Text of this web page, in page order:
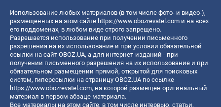
Использование любых материалов (в том числе фото- и видео-),
размещенных на этом сайте https://www.obozrevatel.com и на всех
его поддоменах, в любом виде строго запрещено.
Разрешается использование при получении письменного
разрешения на их использование и при условии обязательной
ссылки на сайт OBOZ.UA, а для интернет-изданий - при
получении письменного разрешения на их использование и при
обязательном размещении прямой, открытой для поисковых
систем, гиперссылки на страницу OBOZ.UA по ссылке
https://www.obozrevatel.com, на которой размещен оригинальный
материал в первом абзаце материала.
Все материалы на этом сайте, в том числе интервью, статьи,